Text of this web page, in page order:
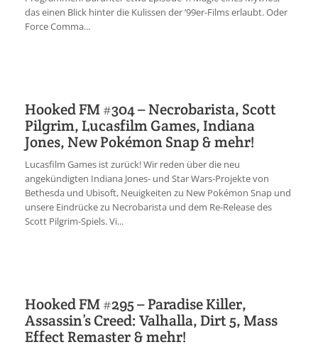
das einen Blick hinter die Kulissen der ’99er-Films erlaubt. Oder
Force Comma...
Hooked FM #304 – Necrobarista, Scott
Pilgrim, Lucasfilm Games, Indiana
Jones, New Pokémon Snap & mehr!
Lucasfilm Games ist zurück! Wir reden über die neu
angekündigten Indiana Jones- und Star Wars-Projekte von
Bethesda und Ubisoft, Neuigkeiten zu New Pokémon Snap und
unsere Eindrücke zu Necrobarista und dem Re-Release des
Scott Pilgrim-Spiels. Vi...
Hooked FM #295 – Paradise Killer,
Assassin’s Creed: Valhalla, Dirt 5, Mass
Effect Remaster & mehr!